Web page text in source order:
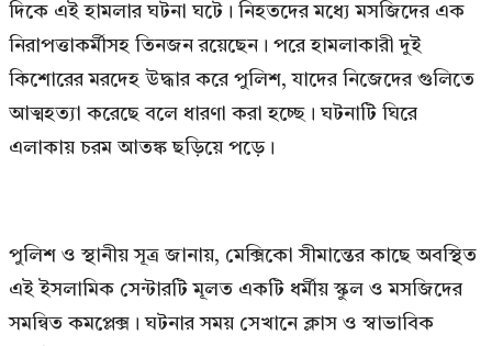
দিকে এই হামলার ঘটনা ঘটে। নিহতদের মধ্যে মসজিদের এক
নিরাপত্তাকর্মীসহ তিনজন রয়েছেন। পরে হামলাকারী দুই
কিশোরের মরদেহ উদ্ধার করে পুলিশ, যাদের নিজেদের গুলিতে
আত্মহত্যা করেছে বলে ধারণা করা হচ্ছে। ঘটনাটি ঘিরে
এলাকায় চরম আতঙ্ক ছড়িয়ে পড়ে।
পুলিশ ও স্থানীয় সূত্র জানায়, মেক্সিকো সীমান্তের কাছে অবস্থিত
এই ইসলামিক সেন্টারটি মূলত একটি ধর্মীয় স্কুল ও মসজিদের
সমন্বিত কমপ্লেক্স। ঘটনার সময় সেখানে ক্লাস ও স্বাভাবিক